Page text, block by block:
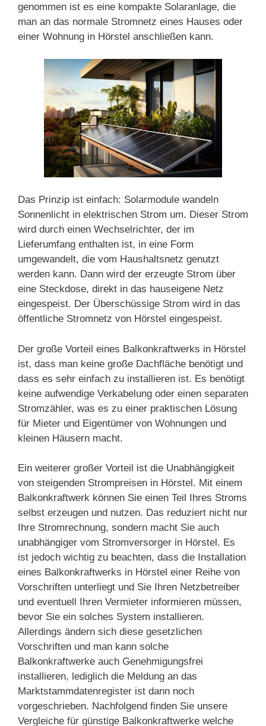
genommen ist es eine kompakte Solaranlage, die
man an das normale Stromnetz eines Hauses oder
einer Wohnung in Hörstel anschließen kann.
Das Prinzip ist einfach: Solarmodule wandeln
Sonnenlicht in elektrischen Strom um. Dieser Strom
wird durch einen Wechselrichter, der im
Lieferumfang enthalten ist, in eine Form
umgewandelt, die vom Haushaltsnetz genutzt
werden kann. Dann wird der erzeugte Strom über
eine Steckdose, direkt in das hauseigene Netz
eingespeist. Der Überschüssige Strom wird in das
öffentliche Stromnetz von Hörstel eingespeist.
Der große Vorteil eines Balkonkraftwerks in Hörstel
ist, dass man keine große Dachfläche benötigt und
dass es sehr einfach zu installieren ist. Es benötigt
keine aufwendige Verkabelung oder einen separaten
Stromzähler, was es zu einer praktischen Lösung
für Mieter und Eigentümer von Wohnungen und
kleinen Häusern macht.
Ein weiterer großer Vorteil ist die Unabhängigkeit
von steigenden Strompreisen in Hörstel. Mit einem
Balkonkraftwerk können Sie einen Teil Ihres Stroms
selbst erzeugen und nutzen. Das reduziert nicht nur
Ihre Stromrechnung, sondern macht Sie auch
unabhängiger vom Stromversorger in Hörstel. Es
ist jedoch wichtig zu beachten, dass die Installation
eines Balkonkraftwerks in Hörstel einer Reihe von
Vorschriften unterliegt und Sie Ihren Netzbetreiber
und eventuell Ihren Vermieter informieren müssen,
bevor Sie ein solches System installieren.
Allerdings ändern sich diese gesetzlichen
Vorschriften und man kann solche
Balkonkraftwerke auch Genehmigungsfrei
installieren, lediglich die Meldung an das
Marktstammdatenregister ist dann noch
vorgeschrieben. Nachfolgend finden Sie unsere
Vergleiche für günstige Balkonkraftwerke welche